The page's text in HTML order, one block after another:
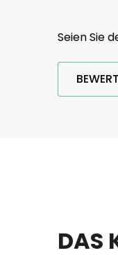
Seien Sie
DAS